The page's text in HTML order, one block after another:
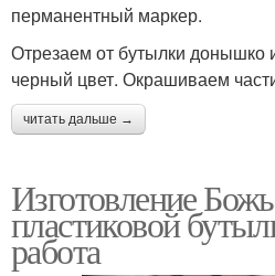
перманентный маркер.
Отрезаем от бутылки донышко
черный цвет. Окрашиваем
читать дальше →
Изготовление
пластиковой
работа